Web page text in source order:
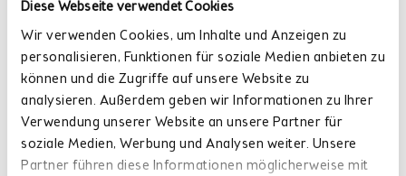
Diese Webseite verwendet Cookies
Wir verwenden Cookies, um Inhalte und Anzeigen zu
personalisieren, Funktionen für soziale Medien anbieten zu
können und die Zugriffe auf unsere Website zu
analysieren. Außerdem geben wir Informationen zu Ihrer
Verwendung unserer Website an unsere Partner für
soziale Medien, Werbung und Analysen weiter. Unsere
Partner führen diese Informationen möglicherweise mit
Mocktail
CRANBERRY GINGER SPARKLE
⏱ Arbeitszeit: 5 Minuten | 🌱 Vegan | 🫐 Mit Beere-Zimt